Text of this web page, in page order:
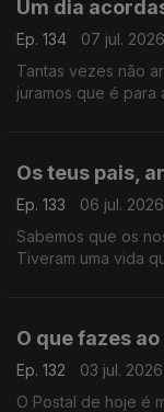
Um dia
Ep. 134
07 jul. 2026
Tantas vezes não
juramos que é para
Os teus pais,
Ep. 133
06 jul. 2026
Sabemos que os
Tiveram uma vida
O que fazes
Ep. 132
03 jul. 2026
O Postal de hoje é